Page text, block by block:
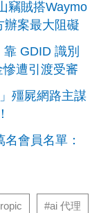
竊賊搭Waymo
辦案最大阻礙
GDID 識別
遭引渡受審
殭屍網路主謀
名會員名單：
#ai 代理